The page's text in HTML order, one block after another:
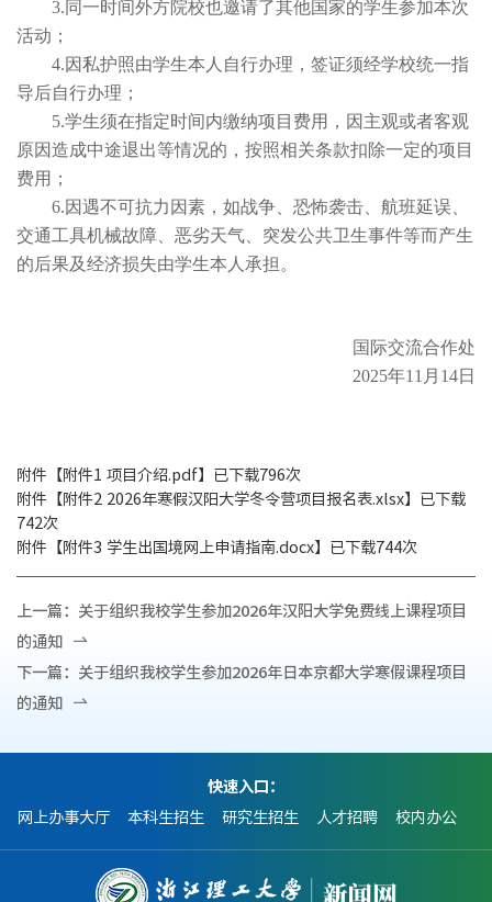
3.同一时间外方院校也邀请了其他国家的学生参加本次
活动；
4.因私护照由学生本人自行办理，签证须经学校统一指
导后自行办理；
5.学生须在指定时间内缴纳项目费用，因主观或者客观
原因造成中途退出等情况的，按照相关条款扣除一定的项目
费用；
6.因遇不可抗力因素，如战争、恐怖袭击、航班延误、
交通工具机械故障、恶劣天气、突发公共卫生事件等而产生
的后果及经济损失由学生本人承担。
国际交流合作处
2025年11月14日
附件【附件1 项目介绍.pdf】已下载796次
附件【附件2 2026年寒假汉阳大学冬令营项目报名表.xlsx】已下载
742次
附件【附件3 学生出国境网上申请指南.docx】已下载744次
上一篇： 关于组织我校学生参加2026年汉阳大学免费线上课程项目
的通知
下一篇： 关于组织我校学生参加2026年日本京都大学寒假课程项目
的通知
快速入口：
网上办事大厅
本科生招生 研究生招生 人才招聘 校内办公